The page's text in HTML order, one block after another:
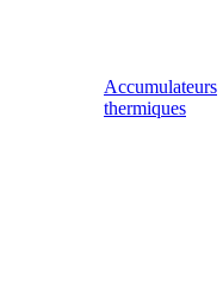
Accumulateurs
thermiques